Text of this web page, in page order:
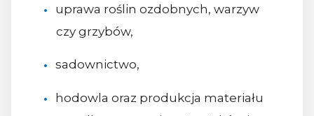
uprawa roślin ozdobnych, warzyw
czy grzybów,
sadownictwo,
hodowla oraz produkcja materiału